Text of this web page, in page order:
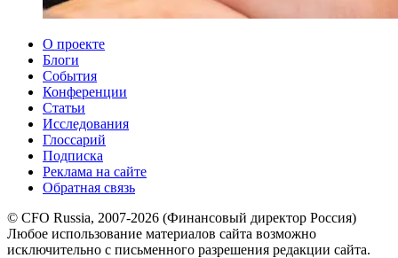
О проекте
Блоги
События
Конференции
Статьи
Исследования
Глоссарий
Подписка
Реклама на сайте
Обратная связь
© CFO Russia, 2007-2026 (Финансовый директор Россия)
Любое использование материалов сайта возможно
исключительно с письменного разрешения редакции сайта.